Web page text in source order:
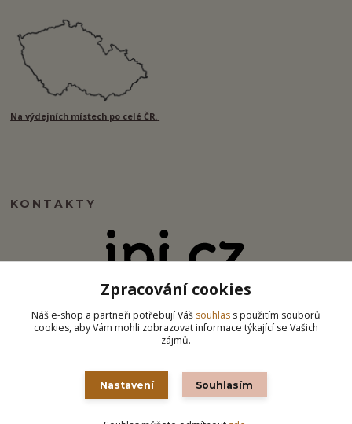
Na výdejních místech po celé ČR.
KONTAKTY
info@ipj.cz
Zpracování cookies
Náš e-shop a partneři potřebují Váš souhlas s použitím souborů
cookies, aby Vám mohli zobrazovat informace týkající se Vašich
zájmů.
Nastavení Souhlasím